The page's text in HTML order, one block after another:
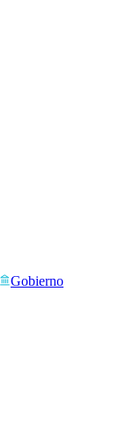
Gobierno